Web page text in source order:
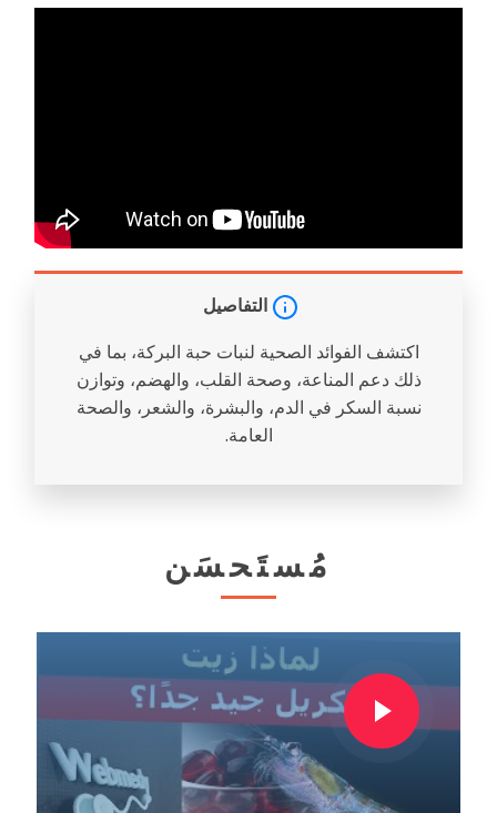
التفاصيل
اكتشف الفوائد الصحية لنبات حبة البركة، بما في
ذلك دعم المناعة، وصحة القلب، والهضم، وتوازن
نسبة السكر في الدم، والبشرة، والشعر، والصحة
العامة.
مُستَحسَن